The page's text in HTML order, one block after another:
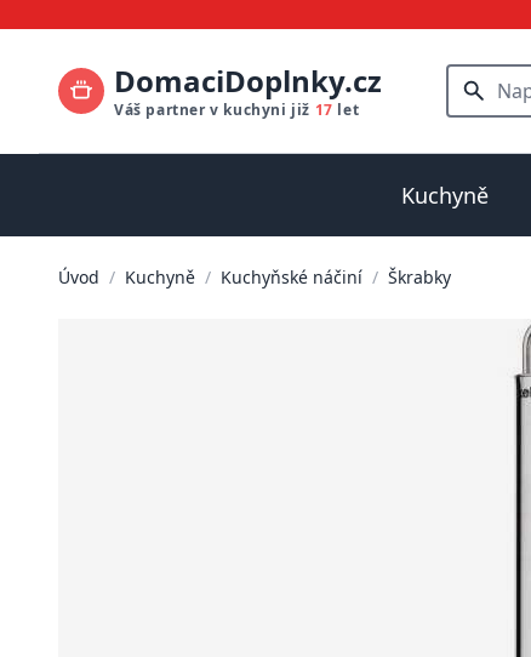
DomaciDoplnky.cz
Váš partner v kuchyni již 17 let
Kuchyně
Úvod / Kuchyně / Kuchyňské náčiní / Škrabky